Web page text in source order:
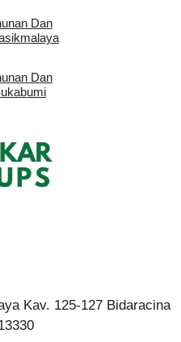
Dan
Dan
Kav. 125-127 Bidaracina